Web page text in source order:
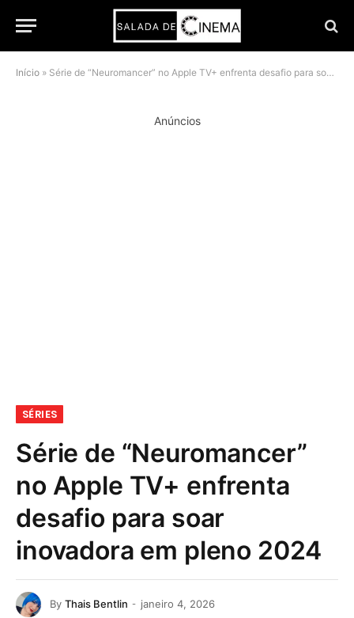
Início » Série de “Neuromancer” no Apple TV+ enfrenta desafio para soar inovadora em pleno 2024
Anúncios
SÉRIES
Série de “Neuromancer”
no Apple TV+ enfrenta
desafio para soar
inovadora em pleno 2024
By Thais Bentlin
janeiro 4, 2026